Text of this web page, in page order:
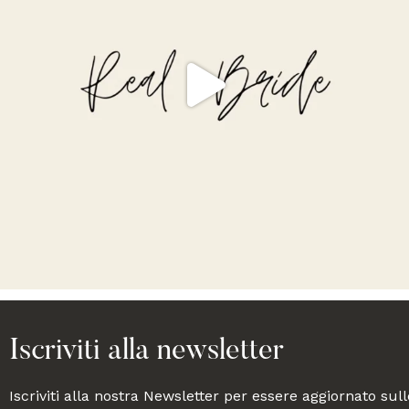
Iscriviti alla newsletter
Iscriviti alla nostra Newsletter per essere aggiornato